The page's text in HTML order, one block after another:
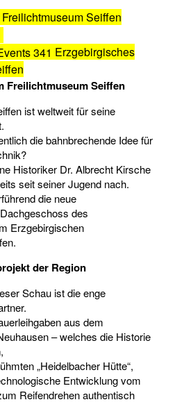
Seiffen
Erzgebirgisches
Freilichtmuseum Seiffen
ist weltweit für seine
die bahnbrechende Idee für
Historiker Dr. Albrecht Kirsche
seit seiner Jugend nach.
die neue
des
Erzgebirgischen
der Region
Schau ist die enge
aus dem
– welches die Historie
„Heidelbacher Hütte“,
Entwicklung vom
Reifendrehen authentisch